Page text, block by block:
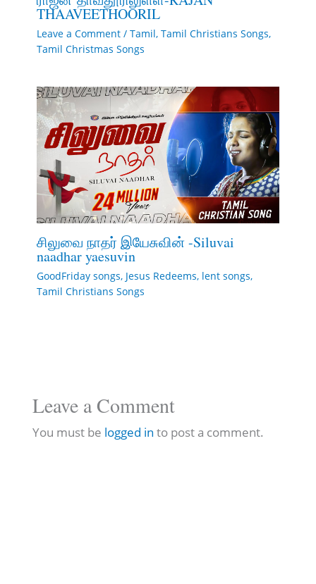
THAAVEETHOORIL
Leave a Comment / Tamil, Tamil Christians Songs,
Tamil Christmas Songs
சிலுவை நாதர் இயேசுவின் -Siluvai
naadhar yaesuvin
GoodFriday songs, Jesus Redeems, lent songs,
Tamil Christians Songs
Leave a Comment
You must be logged in to post a comment.